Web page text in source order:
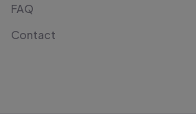
FAQ
Contact